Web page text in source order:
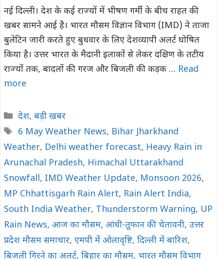
नई दिल्ली। देश के कई राज्यों में भीषण गर्मी के बीच राहत की
खबर सामने आई है। भारत मौसम विज्ञान विभाग (IMD) ने ताजा
बुलेटिन जारी करते हुए बुधवार के लिए देशव्यापी अलर्ट घोषित
किया है। उत्तर भारत के मैदानी इलाकों से लेकर दक्षिण के तटीय
राज्यों तक, बादलों की गरज और बिजली की कड़क … Read
more
Categories
देश, बड़ी खबर
Tags
6 May Weather News, Bihar Jharkhand
Weather, Delhi weather forecast, Heavy Rain in
Arunachal Pradesh, Himachal Uttarakhand
Snowfall, IMD Weather Update, Monsoon 2026,
MP Chhattisgarh Rain Alert, Rain Alert India,
South India Weather, Thunderstorm Warning, UP
Rain News, आज का मौसम, आंधी-तूफान की चेतावनी, उत्तर
प्रदेश मौसम समाचार, एमपी में ओलावृष्टि, दिल्ली में बारिश,
बिजली गिरने का अलर्ट, बिहार का मौसम, भारत मौसम विभाग